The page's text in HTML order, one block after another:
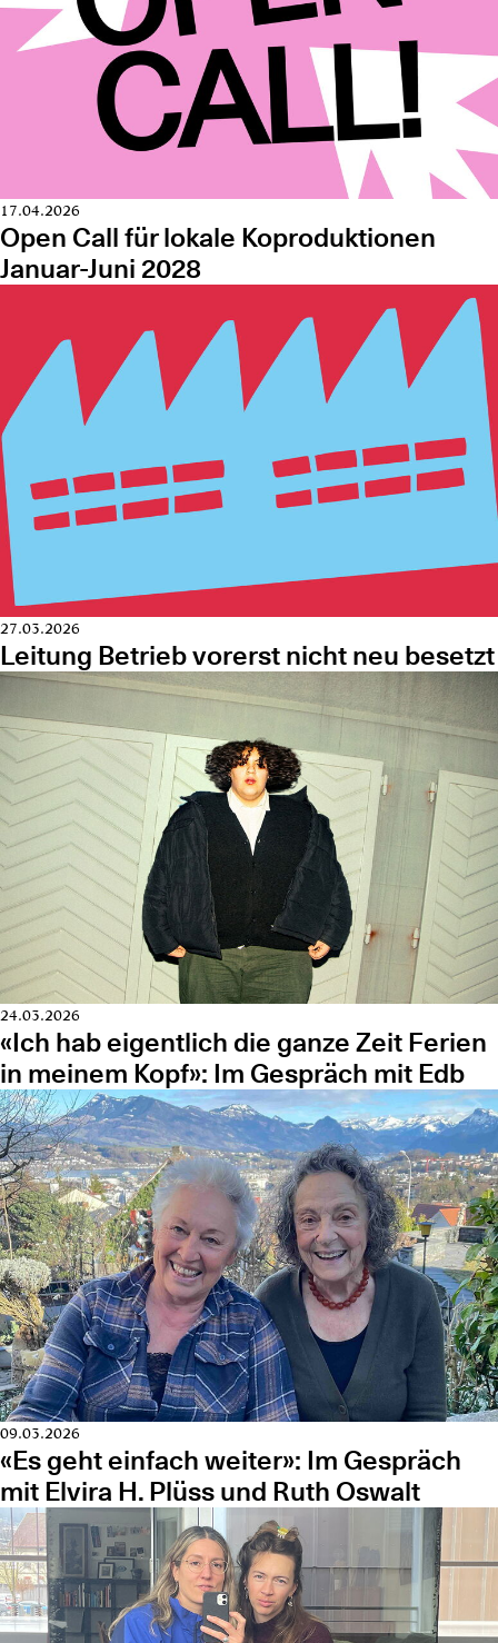
17.04.2026
Open Call für lokale Koproduktionen
Januar-Juni 2028
27.03.2026
Leitung Betrieb vorerst nicht neu besetzt
24.03.2026
«Ich hab eigentlich die ganze Zeit Ferien
in meinem Kopf»: Im Gespräch mit Edb
09.03.2026
«Es geht einfach weiter»: Im Gespräch
mit Elvira H. Plüss und Ruth Oswalt